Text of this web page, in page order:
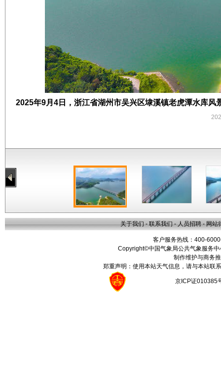
2025年9月4日，浙江省湖州市吴兴区埭溪镇老虎潭水库
关于我们 - 联系我们 - 人员招聘 - 网站
客户服务热线：400-
Copyright©中国气象局公共气象服务
制作维护与商务
郑重声明：使用本站天气信息，请与本站联
京ICP证010385